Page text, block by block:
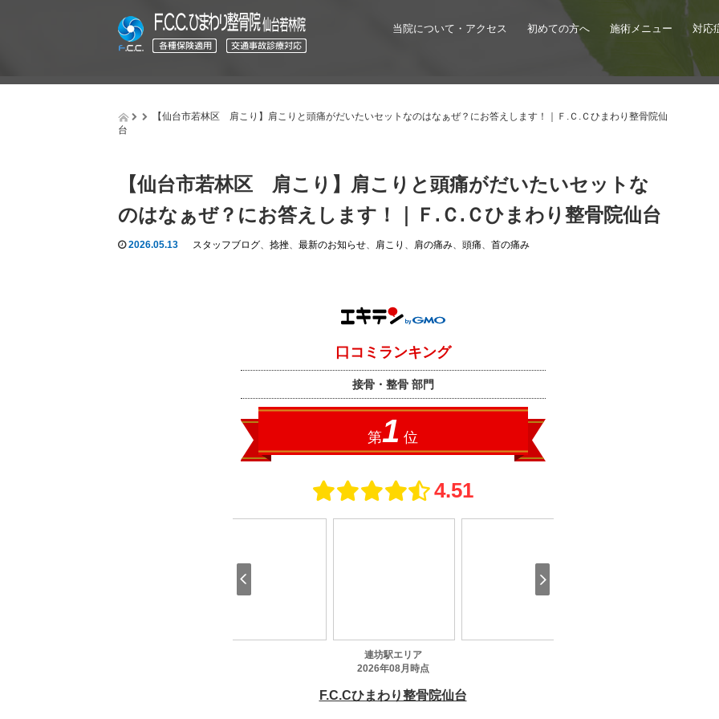
当院について・アクセス 初めての方へ 施術メニュー 対応
【仙台市若林区 肩こり】肩こりと頭痛がだいたいセットなのはなぁぜ？にお答えします！｜Ｆ.Ｃ.Ｃひまわり整骨院仙
台
【仙台市若林区 肩こり】肩こりと頭痛がだいたいセットな
のはなぁぜ？にお答えします！｜Ｆ.Ｃ.Ｃひまわり整骨院仙台
2026.05.13 スタッフブログ、 捻挫、 最新のお知らせ、 肩こり 、 肩の痛み、 頭痛、 首の痛み